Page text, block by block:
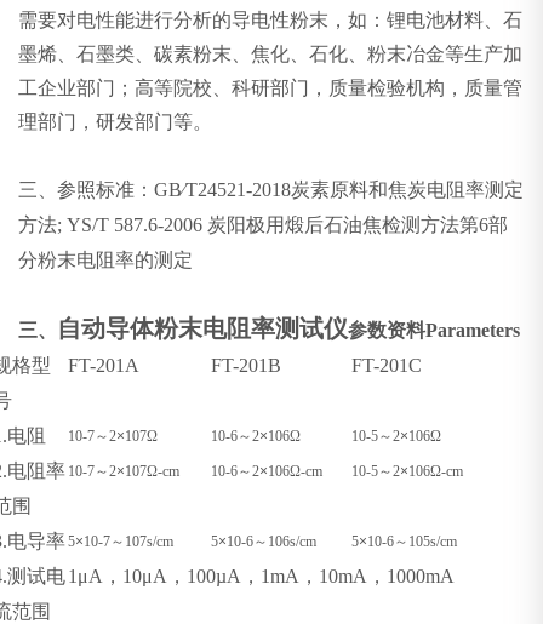
需要对电性能进行分析的导电性粉末，如：锂电池材料、石
墨烯、石墨类、碳素粉末、焦化、石化、粉末冶金等生产加
工企业部门；高等院校、科研部门，质量检验机构，质量管
理部门，研发部门等。
三、参照标准：GB∕T24521-2018炭素原料和焦炭电阻率测定
方法; YS/T 587.6-2006 炭阳极用煅后石油焦检测方法第6部
分粉末电阻率的测定
三、 自动导体粉末电阻率测试仪参数资料Parameters
格型
FT-201A FT-201B FT-201C
电阻 10-7～2×107Ω 10-6～2×106Ω 10-5～2×106Ω
电阻率
围
10-7～2×107Ω-cm 10-6～2×106Ω-cm 10-5～2×106Ω-cm
电导率5×10-7～ 107s/cm 5×10-6～ 106s/cm 5×10-6～ 105s/cm
测试电
范围
1μA ， 10μA ， 100µA ， 1mA ， 10mA ， 1000mA